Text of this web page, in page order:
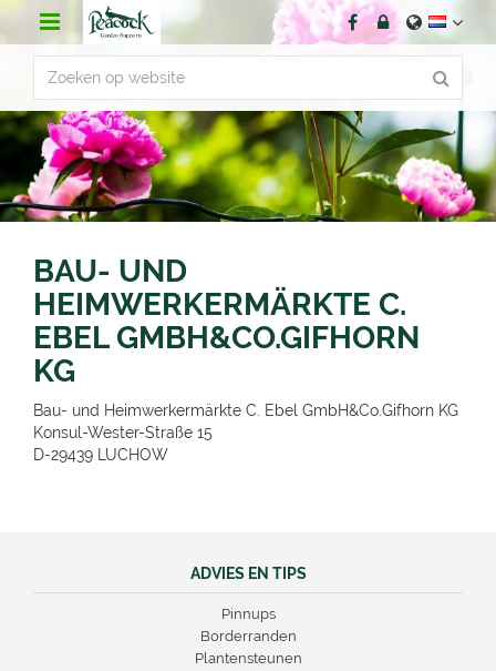
r
n
t
BAU- UND
HEIMWERKERMÄRKTE C.
EBEL GMBH&CO.GIFHORN
KG
Bau- und Heimwerkermärkte C. Ebel GmbH&Co.Gifhorn KG
Konsul-Wester-Straße 15
D-29439
LUCHOW
ADVIES EN TIPS
Pinnups
Borderranden
Plantensteunen